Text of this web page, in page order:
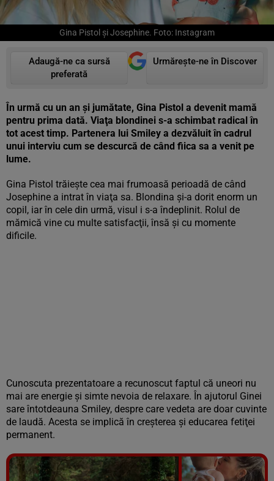
Gina Pistol și Josephine. Foto: Instagram
Adaugă-ne ca sursă
preferată
Urmărește-ne în Discover
În urmă cu un an şi jumătate, Gina Pistol a devenit mamă
pentru prima dată. Viaţa blondinei s-a schimbat radical în
tot acest timp. Partenera lui Smiley a dezvăluit în cadrul
unui interviu cum se descurcă de când fiica sa a venit pe
lume.
Gina Pistol trăieşte cea mai frumoasă perioadă de când
Josephine a intrat în viaţa sa. Blondina şi-a dorit enorm un
copil, iar în cele din urmă, visul i s-a îndeplinit. Rolul de
mămică vine cu multe satisfacţii, însă şi cu momente
dificile.
Cunoscuta prezentatoare a recunoscut faptul că uneori nu
mai are energie şi simte nevoia de relaxare. În ajutorul Ginei
sare întotdeauna Smiley, despre care vedeta are doar cuvinte
de laudă. Acesta se implică în creşterea şi educarea fetiţei
permanent.